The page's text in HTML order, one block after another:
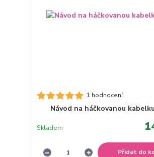
1 hodnocení
Návod na háčkovanou
Skladem
Přidat do